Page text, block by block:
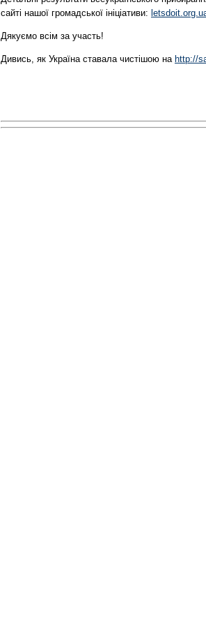
сайті нашої громадської ініціативи:
Дякуємо всім за участь!
Дивись, як Україна ставала чистішою на http://